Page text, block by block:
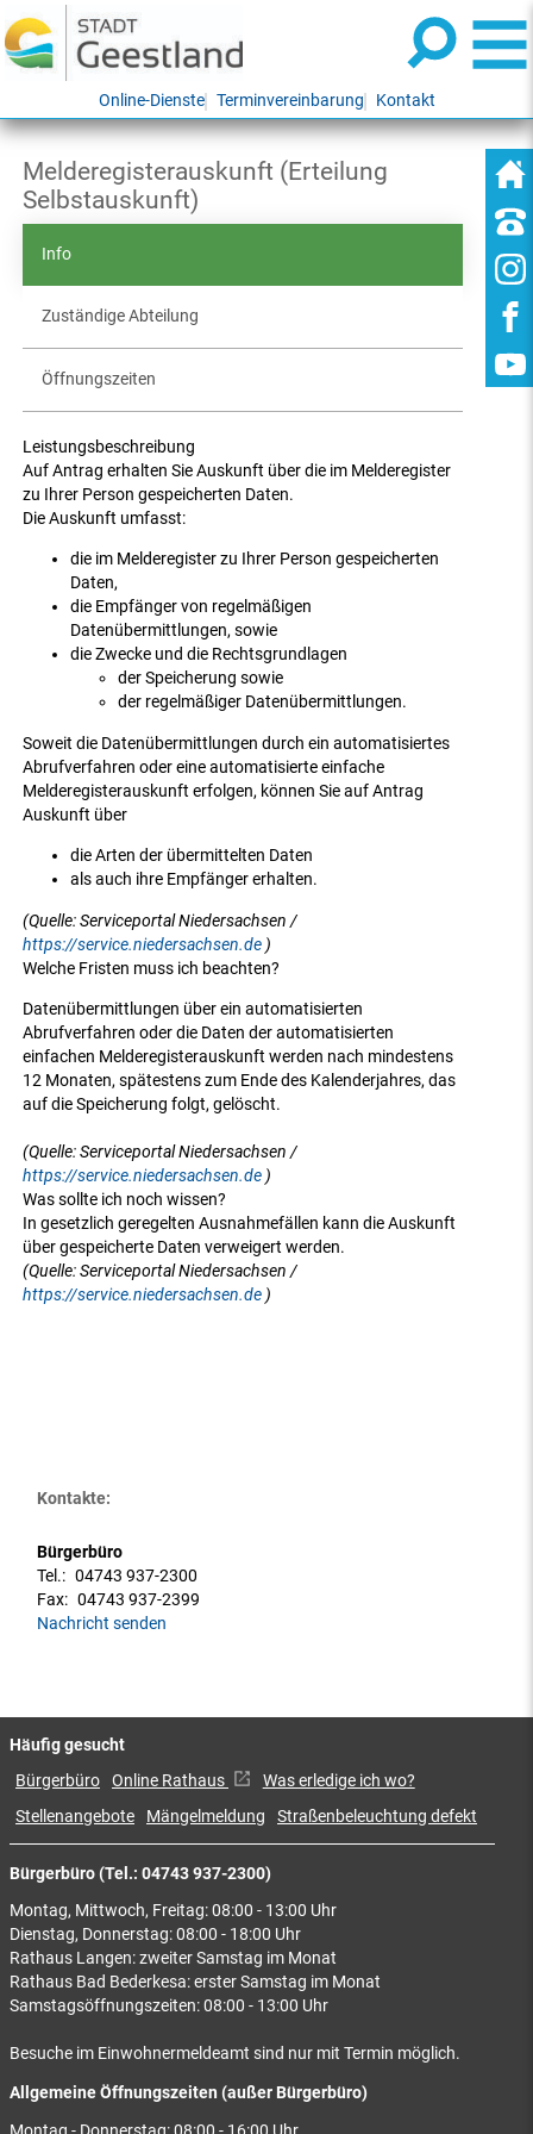
Online-Dienste Terminvereinbarung Kontakt
Melderegisterauskunft (Erteilung
Selbstauskunft)
Info
Zuständige Abteilung
Öffnungszeiten
Leistungsbeschreibung
Auf Antrag erhalten Sie Auskunft über die im Melderegister
zu Ihrer Person gespeicherten Daten.
Die Auskunft umfasst:
die im Melderegister zu Ihrer Person gespeicherten
Daten,
die Empfänger von regelmäßigen
Datenübermittlungen, sowie
die Zwecke und die Rechtsgrundlagen
der Speicherung sowie
der regelmäßiger Datenübermittlungen.
Soweit die Datenübermittlungen durch ein automatisiertes
Abrufverfahren oder eine automatisierte einfache
Melderegisterauskunft erfolgen, können Sie auf Antrag
Auskunft über
die Arten der übermittelten Daten
als auch ihre Empfänger erhalten.
(Quelle: Serviceportal Niedersachsen /
https://service.niedersachsen.de )
Welche Fristen muss ich beachten?
Datenübermittlungen über ein automatisierten
Abrufverfahren oder die Daten der automatisierten
einfachen Melderegisterauskunft werden nach mindestens
12 Monaten, spätestens zum Ende des Kalenderjahres, das
auf die Speicherung folgt, gelöscht.
(Quelle: Serviceportal Niedersachsen /
https://service.niedersachsen.de )
Was sollte ich noch wissen?
In gesetzlich geregelten Ausnahmefällen kann die Auskunft
über gespeicherte Daten verweigert werden.
(Quelle: Serviceportal Niedersachsen /
https://service.niedersachsen.de )
Kontakte:
Bürgerbüro
Tel.: 04743 937-2300
Fax: 04743 937-2399
Nachricht senden
Bürgerbüro (Tel.: 04743 937-2300)
Montag, Mittwoch, Freitag: 08:00 - 13:00 Uhr
Dienstag, Donnerstag: 08:00 - 18:00 Uhr
Rathaus Langen: zweiter Samstag im Monat
Rathaus Bad Bederkesa: erster Samstag im Monat
Samstagsöffnungszeiten: 08:00 - 13:00 Uhr
Besuche im Einwohnermeldeamt sind nur mit Termin möglich.
Allgemeine Öffnungszeiten (außer Bürgerbüro)
Häufig gesucht
Bürgerbüro Online Rathaus
Was erledige ich wo?
Stellenangebote
Mängelmeldung Straßenbeleuchtung defekt